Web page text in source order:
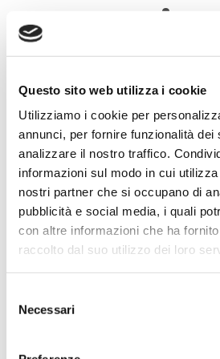
Questo sito web utilizza i cookie
Utilizziamo i cookie per
annunci, per fornire funzionalità dei
analizzare il nostro traffico.
informazioni sul modo in cui
nostri partner che si occupano di
pubblicità e social media, i quali
con altre informazioni che ha
raccolto dal suo utilizzo dei loro
delNecessari
Categorie
Approfondimenti
Ricette
Articoli
Alla scoperta degli gnomi di
Romagna
A Bagno di Romagna con i
Relax d’estate: le strutture